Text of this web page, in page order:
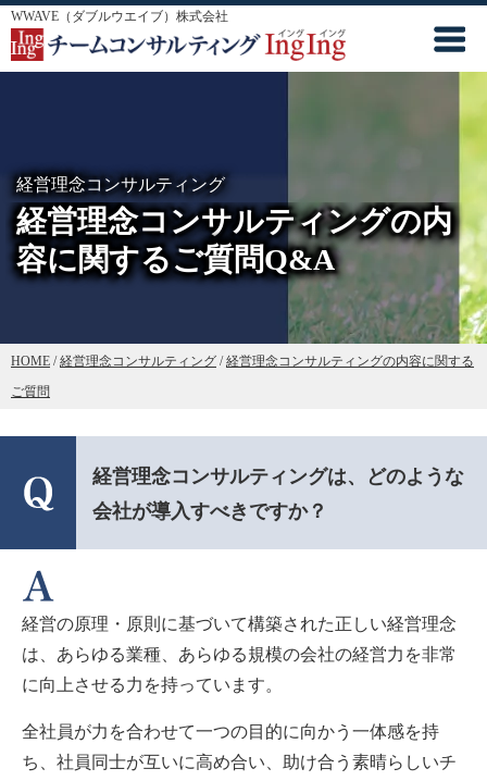
WWAVE（ダブルウエイブ）株式会社
経営理念コンサルティング
経営理念コンサルティングの内
容に関するご質問Q&A
HOME /経営理念コンサルティング /経営理念コンサルティングの内容に関する
ご質問
経営理念コンサルティングは、どのような
会社が導入すべきですか？
経営の原理・原則に基づいて構築された正しい経営理念
は、あらゆる業種、あらゆる規模の会社の経営力を非常
に向上させる力を持っています。
全社員が力を合わせて一つの目的に向かう一体感を持
ち、社員同士が互いに高め合い、助け合う素晴らしいチ